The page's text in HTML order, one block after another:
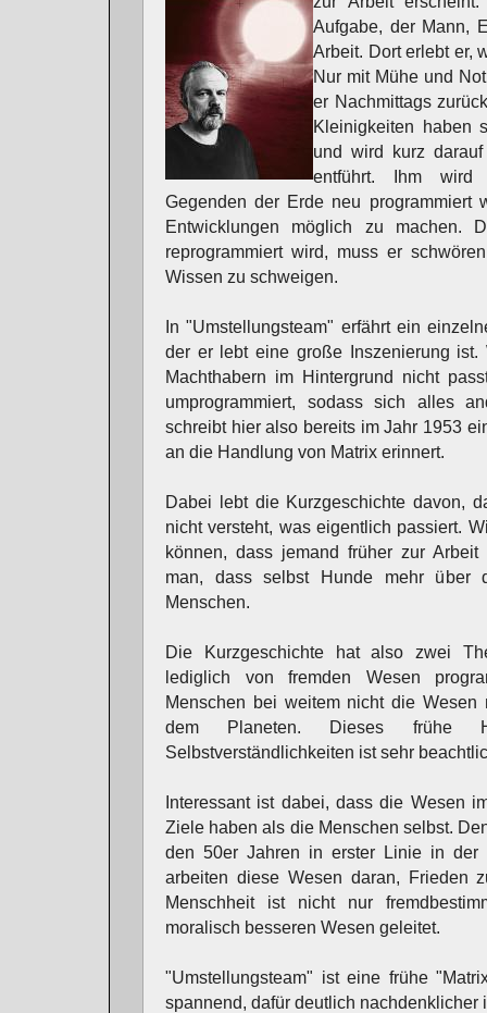
Aufgabe, der Mann,
Arbeit. Dort erlebt er,
Nur mit Mühe und
er Nachmittags
Kleinigkeiten haben
und wird kurz
entführt. Ihm wird
Gegenden der Erde neu programmiert
Entwicklungen möglich zu machen.
reprogrammiert wird, muss er
Wissen zu schweigen.
In "Umstellungsteam" erfährt ein
der er lebt eine große Inszenierung
Machthabern im Hintergrund nicht
umprogrammiert, sodass sich alles
schreibt hier also bereits im Jahr 1953
an die Handlung von Matrix erinnert.
Dabei lebt die Kurzgeschichte davon,
nicht versteht, was eigentlich passiert.
können, dass jemand früher zur Arbeit
man, dass selbst Hunde mehr über
Menschen.
Die Kurzgeschichte hat also zwei
lediglich von fremden Wesen
Menschen bei weitem nicht die
dem Planeten. Dieses frühe
Selbstverständlichkeiten ist sehr
Interessant ist dabei, dass die Wesen
Ziele haben als die Menschen selbst.
den 50er Jahren in erster Linie in der
arbeiten diese Wesen daran, Frieden
Menschheit ist nicht nur
moralisch besseren Wesen geleitet.
"Umstellungsteam" ist eine frühe
spannend, dafür deutlich nachdenklicher